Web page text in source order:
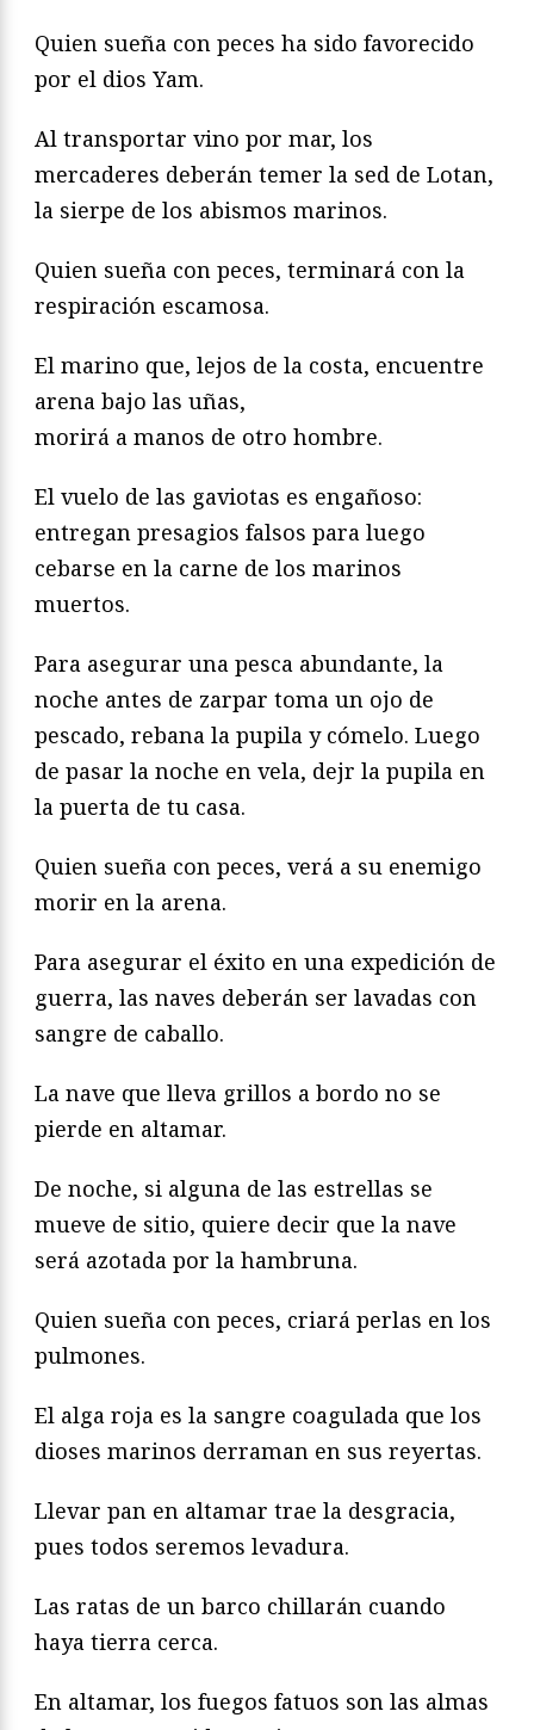
Quien sueña con peces ha sido favorecido
por el dios Yam.
Al transportar vino por mar, los
mercaderes deberán temer la sed de Lotan,
la sierpe de los abismos marinos.
Quien sueña con peces, terminará con la
respiración escamosa.
El marino que, lejos de la costa, encuentre
arena bajo las uñas,
morirá a manos de otro hombre.
El vuelo de las gaviotas es engañoso:
entregan presagios falsos para luego
cebarse en la carne de los marinos
muertos.
Para asegurar una pesca abundante, la
noche antes de zarpar toma un ojo de
pescado, rebana la pupila y cómelo. Luego
de pasar la noche en vela, dejr la pupila en
la puerta de tu casa.
Quien sueña con peces, verá a su enemigo
morir en la arena.
Para asegurar el éxito en una expedición de
guerra, las naves deberán ser lavadas con
sangre de caballo.
La nave que lleva grillos a bordo no se
pierde en altamar.
De noche, si alguna de las estrellas se
mueve de sitio, quiere decir que la nave
será azotada por la hambruna.
Quien sueña con peces, criará perlas en los
pulmones.
El alga roja es la sangre coagulada que los
dioses marinos derraman en sus reyertas.
Llevar pan en altamar trae la desgracia,
pues todos seremos levadura.
Las ratas de un barco chillarán cuando
haya tierra cerca.
En altamar, los fuegos fatuos son las almas